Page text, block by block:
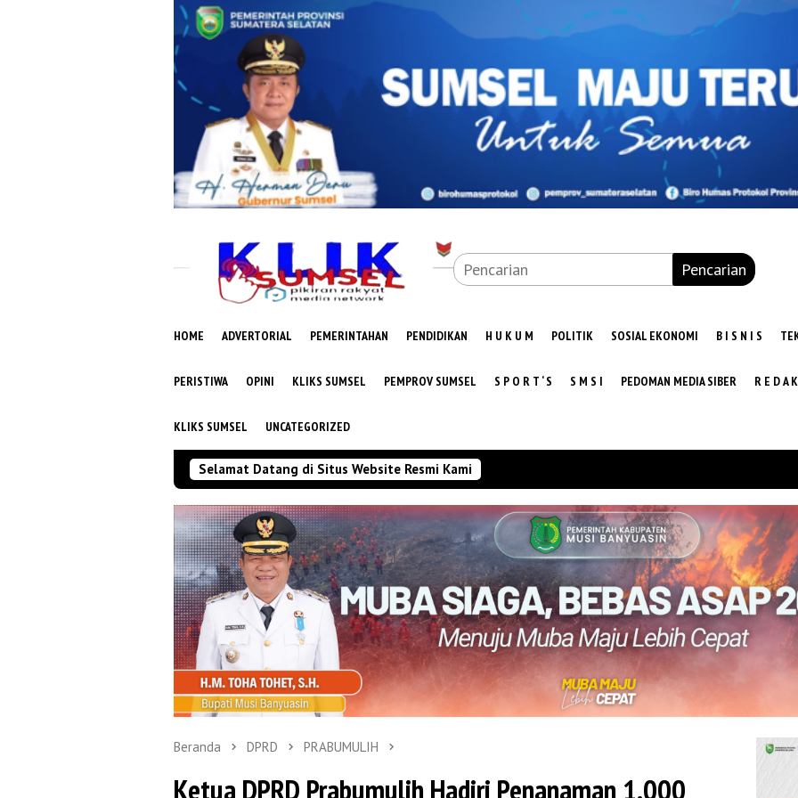
Pencarian
HOME ADVERTORIAL PEMERINTAHAN PENDIDIKAN H U K U M POLITIK SOSIAL EKONOMI B I S N I S
PERISTIWA OPINI KLIKS SUMSEL PEMPROV SUMSEL S P O R T ‘ S S M S I PEDOMAN MEDIA SIBER R E D A
KLIKS SUMSEL UNCATEGORIZED
Selamat Datang di Situs Website Resmi Kami
Beranda DPRD PRABUMULIH
Ketua DPRD Prabumulih Hadiri Penanaman 1.000